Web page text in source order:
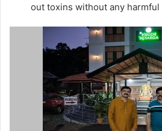
out toxins without any